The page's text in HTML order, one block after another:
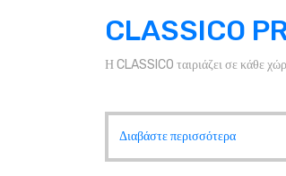
CLASSICO
Η CLASSICO ταιριάζει σε κάθε
Διαβάστε περισσότερα